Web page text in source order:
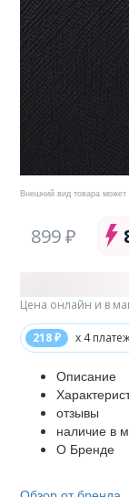
Внешний вид товара может
899 ₽
218 ₽ x 4
Цена онлайн и в
Описание
отзывы
наличие в
О Бренде